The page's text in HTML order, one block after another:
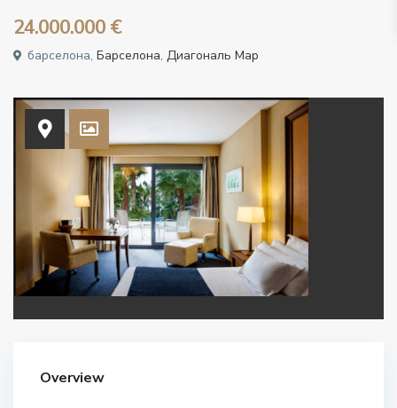
24.000.000 €
барселона,Барселона,Диагональ Мар
Overview